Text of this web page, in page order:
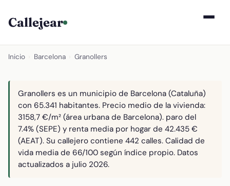
Callejear
Inicio Barcelona Granollers
Granollers es un municipio de Barcelona (Cataluña)
con 65.341 habitantes. Precio medio de la vivienda:
3158,7 €/m² (área urbana de Barcelona). paro del
7.4% (SEPE) y renta media por hogar de 42.435 €
(AEAT). Su callejero contiene 442 calles. Calidad de
vida media de 66/100 según índice propio. Datos
actualizados a julio 2026.